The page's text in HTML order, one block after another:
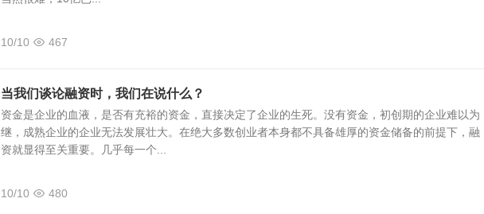
10/10 467
当我们谈论融资时，我们在说什么？
资金是企业的血液，是否有充裕的资金，直接决定了企业的生死。没有资金，初创期的企业难以为
继，成熟企业的企业无法发展壮大。在绝大多数创业者本身都不具备雄厚的资金储备的前提下，融
资就显得至关重要。几乎每一个...
10/10 480